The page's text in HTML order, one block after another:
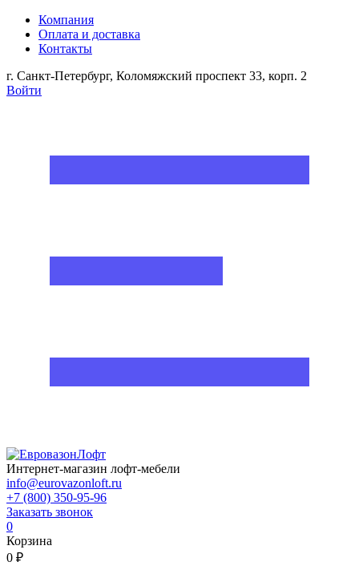
Компания
Оплата и доставка
Контакты
г. Санкт-Петербург, Коломяжский проспект 33, корп. 2
Войти
Интернет-магазин лофт-мебели
info@eurovazonloft.ru
+7 (800) 350-95-96
Заказать звонок
0
Корзина
0 ₽